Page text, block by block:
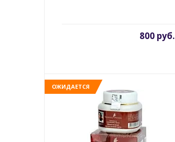
800 руб.
ОЖИДАЕТСЯ